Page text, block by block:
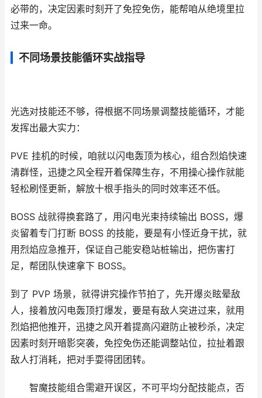
必带的，决定因素时刻开了免控免伤，能帮咱从绝境里拉
过来一命。
不同场景技能循环实战指导
光选对技能还不够，得根据不同场景调整技能循环，才能
发挥出最大实力：
PVE 挂机的时候，咱就以闪电轰顶为核心，组合烈焰快速
清群怪，迅捷之风全程开着保障生存，不用操心操作就能
轻松刷怪更新，解放十根手指头的同时效率还不低。
BOSS 战就得换套路了，用闪电光束持续输出 BOSS，爆
炎留着专门打断 BOSS 的技能，要是有小怪近身干扰，就
用烈焰应急推开，保证自己能安稳站桩输出，把伤害打
足，帮团队快速拿下 BOSS。
到了 PVP 场景，就得讲究操作节拍了，先开爆炎眩晕敌
人，接着放闪电轰顶打爆发，要是有敌人突进过来，就用
烈焰把他推开，迅捷之风开着提高闪避防止被秒杀，决定
因素时刻开暗影突袭，免控免伤还能调整站位，拉扯着跟
敌人打消耗，把对手耍得团团转。
智魔技能组合需避开误区，不可平均分配技能点，否